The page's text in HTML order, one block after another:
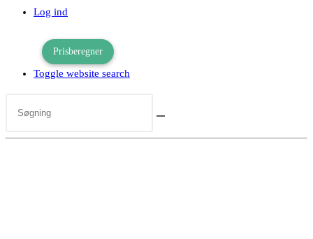
Log ind
Prisberegner
Toggle website search